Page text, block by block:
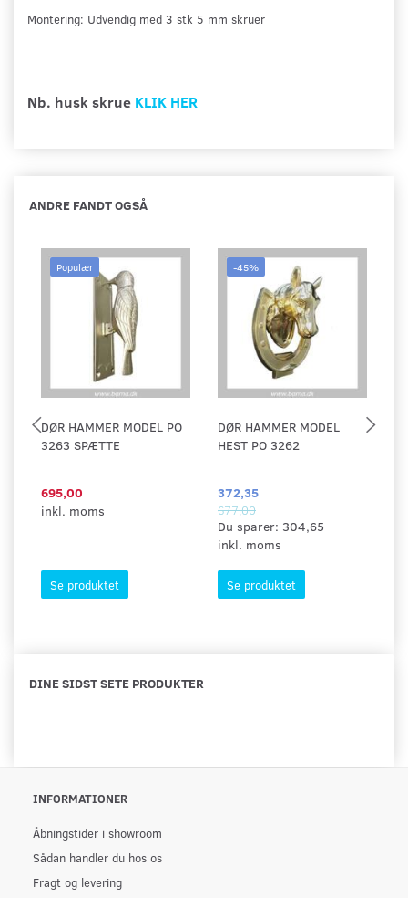
Montering: Udvendig med 3 stk 5 mm skruer
Nb. huskskrue KLIK HER
ANDRE FANDT OGSÅ
Populær
DØR HAMMER MODEL PO
3263 SPÆTTE
695,00
inkl. moms
Se produktet
-45%
DØR HAMMER MODEL
HEST PO 3262
372,35
677,00
Du sparer: 304,65
inkl. moms
Se produktet
DINE SIDST SETE PRODUKTER
INFORMATIONER
Åbningstider i showroom
Sådan handler du hos os
Fragt og levering